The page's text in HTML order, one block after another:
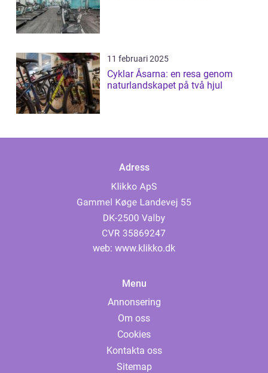
11 februari 2025
Cyklar Åsarna: en resa genom
naturlandskapet på två hjul
Adress
web: www.klikko.dk
Menu
Annonsering
Om oss
Cookies
Kontakta oss
Sitemap